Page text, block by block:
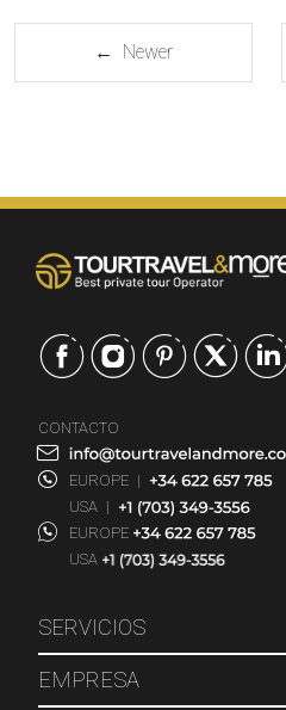
← Newer
SERVICIOS
EMPRESA
CONTACTO
EUROPE |
USA |
EUROPE
USA